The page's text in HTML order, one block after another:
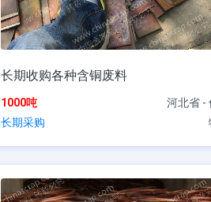
长期收购各种含铜废料
1000吨
河北省 -
长期采购